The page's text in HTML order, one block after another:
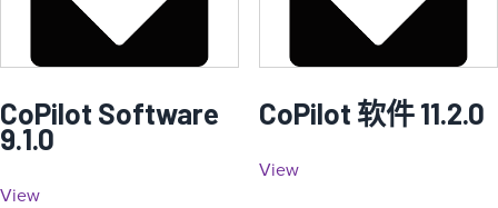
CoPilot Software
9.1.0
View
CoPilot 软件 11.2.0
View